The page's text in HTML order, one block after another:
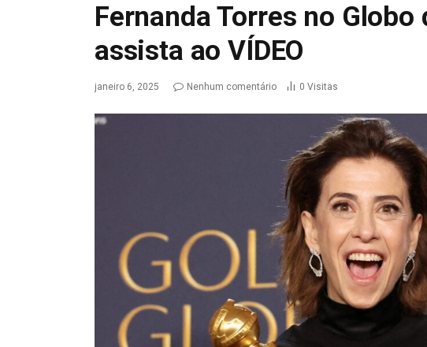
Fernanda Torres no Globo
assista ao VÍDEO
janeiro 6, 2025 Nenhum comentário 0 Visitas